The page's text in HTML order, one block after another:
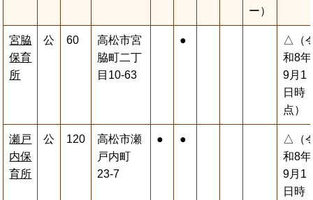
ー）
宮脇
保育
所
公 60
高松市宮
脇町二丁
目10-63
●
△（
和8年
9月1
日時
点）
瀬戸
内保
育所
公 120
高松市瀬
戸内町
23-7
● ●
△（
和8年
9月1
日時